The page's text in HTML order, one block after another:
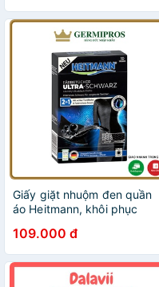
Giấy giặt nhuộm đen quần
áo Heitmann, khôi phục
109.000 đ